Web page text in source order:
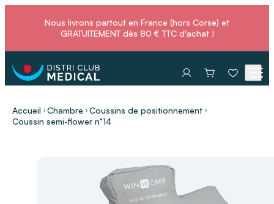
Nous livrons partout en France (hors Corse) et
GRATUITEMENT dès 80 € TTC d'achat !
Accueil Chambre
Coussins de positionnement
Coussin semi-flower n°14